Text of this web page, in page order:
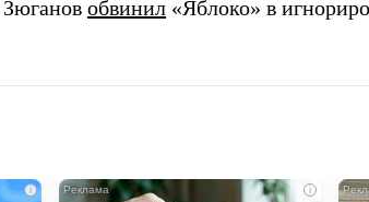
обвинил «Яблоко» в
i i